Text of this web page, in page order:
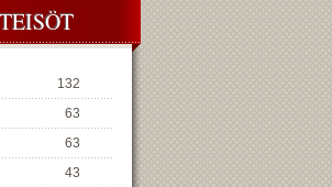
132
63
63
43